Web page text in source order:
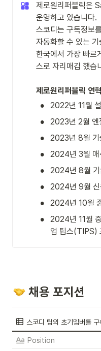
제로원리퍼블릭은
운영하고 있습니다.
스코디는 구독정보
자동화할 수 있는 기
한국에서 가장 빠르
스로 자리매김 했습
제로원리퍼블릭 연혁
• 2022년 11월
• 2023년 2월 엔
• 2023년 8월 기
• 2024년 3월 매
• 2024년 8월 기
• 2024년 9월 신
• 2024년 10월
•
2024년 11월
업 팁스(TIPS)
채용 포지션
스코디 팀의 초기멤버를 구
Position